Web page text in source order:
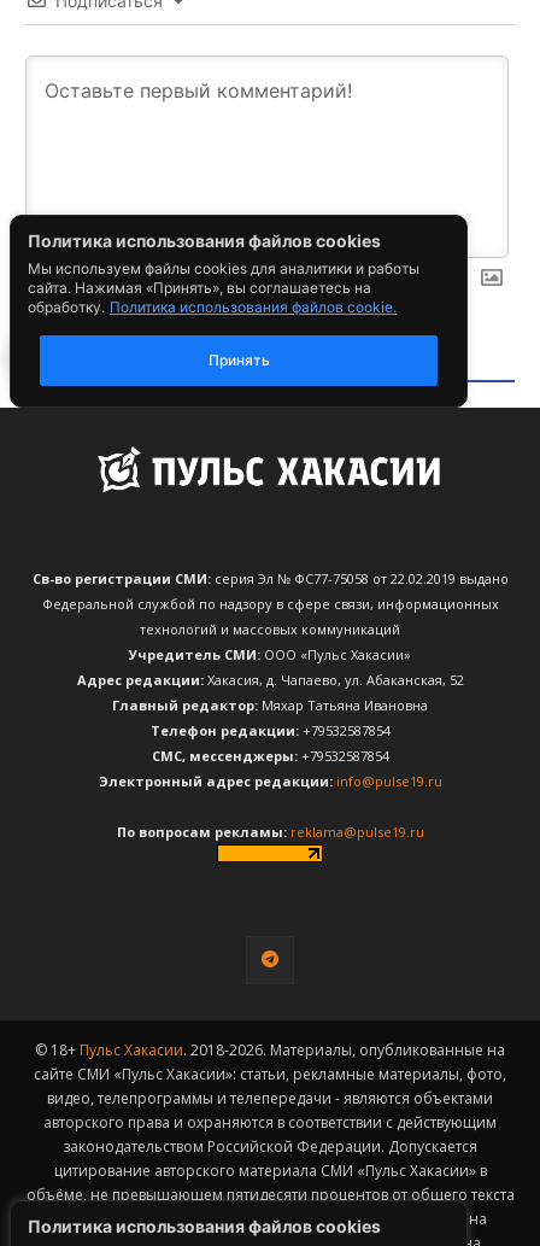
Политика использования файлов cookies
Св-во регистрации СМИ:серия Эл № ФС77-75058 от 22.02.2019 выдано
Федеральной службой по надзору в сфере связи, информационных
технологий и массовых коммуникаций
Учредитель СМИ: ООО «Пульс Хакасии»
Адрес редакции:Хакасия, д. Чапаево, ул. Абаканская, 52
Главный редактор: Мяхар Татьяна Ивановна
Телефон редакции:+79532587854
CМС, мессенджеры:+79532587854
Электронный адрес редакции: info@pulse19.ru
По вопросам рекламы: reklama@pulse19.ru
© 18+ Пульс Хакасии. 2018-2026. Материалы, опубликованные на
сайте СМИ «Пульс Хакасии»: статьи, рекламные материалы, фото,
видео, телепрограммы и телепередачи - являются объектами
авторского права и охраняются в соответствии с действующим
законодательством Российской Федерации. Допускается
цитирование авторского материала СМИ «Пульс Хакасии» в
объёме, не превышающем пятидесяти процентов от общего текста
публикации с обязательным размещением гиперссылки на